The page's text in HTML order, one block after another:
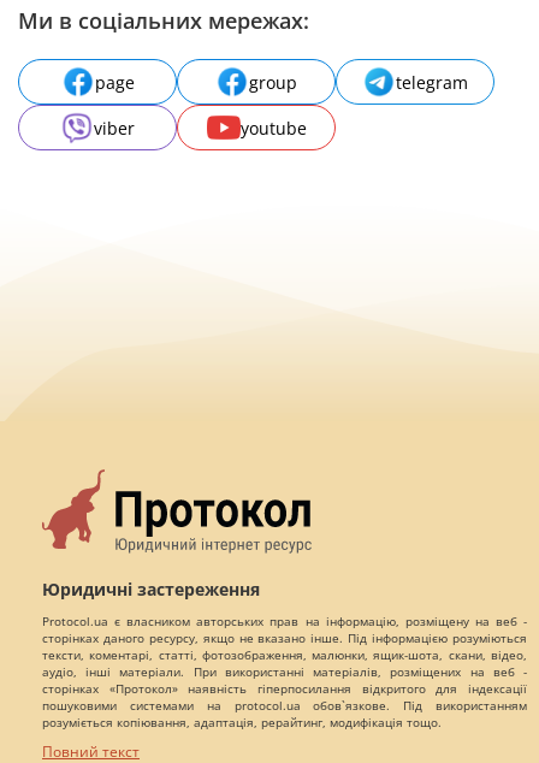
Ми в соціальних мережах:
page group
telegram
viber
youtube
Юридичні застереження
Protocol.ua є власником авторських прав на інформацію, розміщену на веб -
сторінках даного ресурсу, якщо не вказано інше. Під інформацією розуміються
тексти, коментарі, статті, фотозображення, малюнки, ящик-шота, скани, відео,
аудіо, інші матеріали. При використанні матеріалів, розміщених на веб -
сторінках «Протокол» наявність гіперпосилання відкритого для індексації
пошуковими системами на protocol.ua обов`язкове. Під використанням
розуміється копіювання, адаптація, рерайтинг, модифікація тощо.
Повний текст